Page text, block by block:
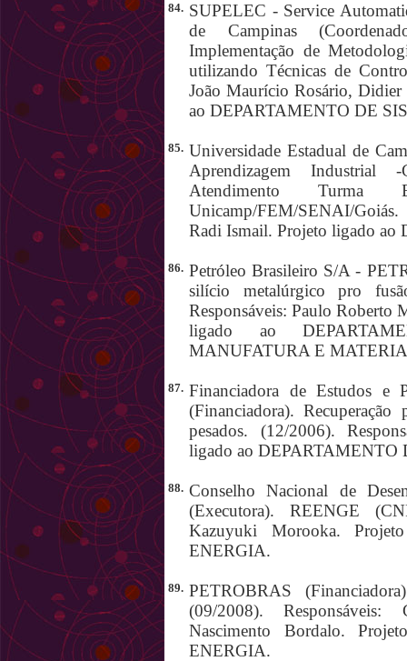
84. SUPELEC - Service
de Campinas
Implementação de
utilizando Técnicas de
João Maurício Rosário,
ao DEPARTAMENTO DE
85. Universidade Estadual de
Aprendizagem Industrial
Atendimento
Unicamp/FEM/SENAI/
Radi Ismail. Projeto ligado
86. Petróleo Brasileiro S/A -
silício metalúrgico pro
Responsáveis: Paulo Roberto
ligado ao
MANUFATURA E
87. Financiadora de Estudos e
(Financiadora).
pesados. (12/2006).
ligado ao DEPARTAMENTO
88. Conselho Nacional de
(Executora). REENGE
Kazuyuki Morooka.
ENERGIA.
89. PETROBRAS
(09/2008).
Nascimento Bordalo.
ENERGIA.